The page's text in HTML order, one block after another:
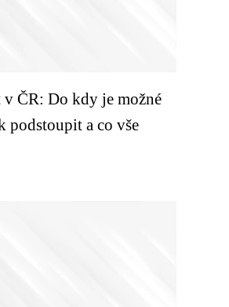
v ČR: Do kdy je možné
podstoupit a co vše